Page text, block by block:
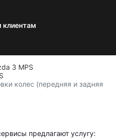
клиентам
3 MPS
колес (передняя и задняя
предлагают услугу: